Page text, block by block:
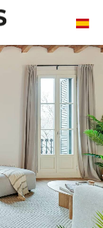
BARCELONA
APARTAMENTO / PISO BARCELONA 74 M²